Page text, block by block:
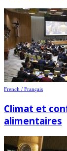
French / Français
Climat et
alimentaires